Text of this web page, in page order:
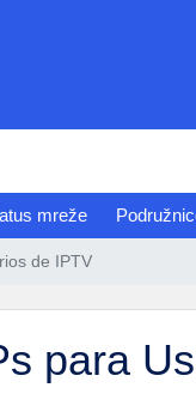
mreže
de IPTV
para